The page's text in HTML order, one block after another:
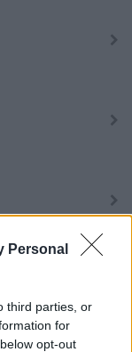
Personal
third parties, or
for
opt-out